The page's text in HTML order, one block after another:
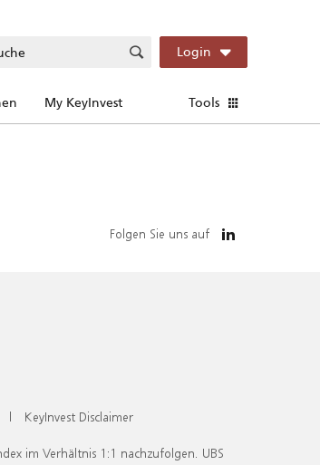
Login
My KeyInvest Tools
Folgen Sie uns auf
| KeyInvest Disclaimer
im Verhältnis 1:1 nachzufolgen. UBS